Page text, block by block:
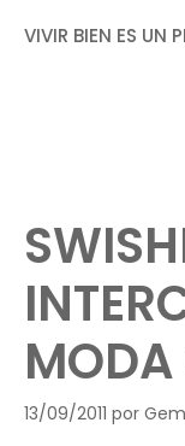
VIVIR BIEN ES UN
MODA
13/09/2011 por